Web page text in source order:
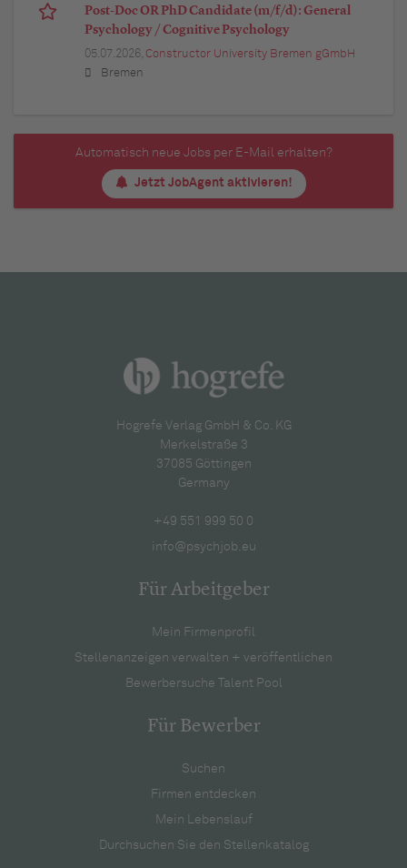
Post-Doc OR PhD Candidate (m/f/d): General
Psychology / Cognitive Psychology
05.07.2026, Constructor University Bremen gGmbH
Bremen
Automatisch neue Jobs per E-Mail erhalten?
Jetzt JobAgent aktivieren!
Hogrefe Verlag GmbH & Co. KG
Merkelstraße 3
37085 Göttingen
Germany
+49 551 999 50 0
info@psychjob.eu
Für Arbeitgeber
Mein Firmenprofil
Stellenanzeigen verwalten + veröffentlichen
Bewerbersuche Talent Pool
Für Bewerber
Suchen
Firmen entdecken
Mein Lebenslauf
Durchsuchen Sie den Stellenkatalog